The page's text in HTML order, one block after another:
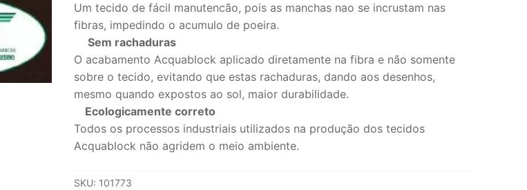
Um tecido de fácil manutencão, pois as manchas nao se incrustam nas
fibras, impedindo o acumulo de poeira.
Sem rachaduras
O acabamento Acquablock aplicado diretamente na fibra e não somente
sobre o tecido, evitando que estas rachaduras, dando aos desenhos,
mesmo quando expostos ao sol, maior durabilidade.
Ecologicamente correto
Todos os processos industriais utilizados na produção dos tecidos
Acquablock não agridem o meio ambiente.
SKU: 101773